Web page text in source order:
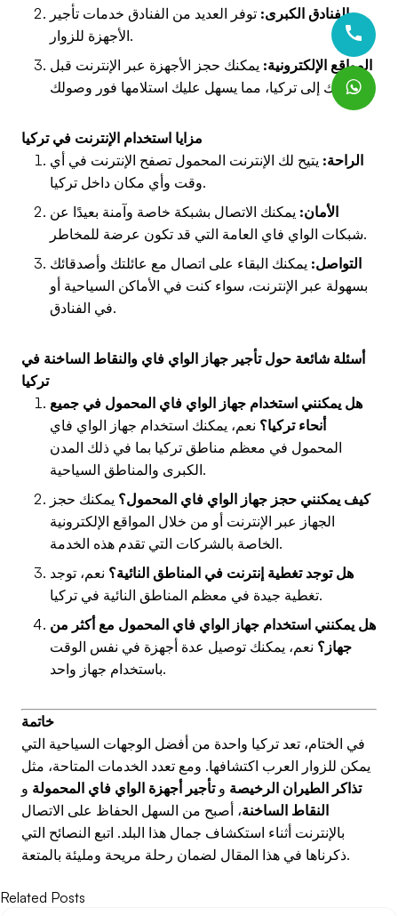
الفنادق الكبرى: توفر العديد من الفنادق خدمات تأجير
الأجهزة للزوار.
المواقع الإلكترونية: يمكنك حجز الأجهزة عبر الإنترنت قبل
مزايا استخدام الإنترنت في تركيا
الراحة: يتيح لك الإنترنت المحمول تصفح الإنترنت في أي
وقت وأي مكان داخل تركيا.
الأمان: يمكنك الاتصال بشبكة خاصة وآمنة بعيدًا عن
شبكات الواي فاي العامة التي قد تكون عرضة للمخاطر.
التواصل: يمكنك البقاء على اتصال مع عائلتك وأصدقائك
بسهولة عبر الإنترنت، سواء كنت في الأماكن السياحية أو
في الفنادق.
أسئلة شائعة حول تأجير جهاز الواي فاي والنقاط الساخنة في
تركيا
هل يمكنني استخدام جهاز الواي فاي المحمول في جميع
أنحاء تركيا؟ نعم، يمكنك استخدام جهاز الواي فاي
المحمول في معظم مناطق تركيا بما في ذلك المدن
الكبرى والمناطق السياحية.
كيف يمكنني حجز جهاز الواي فاي المحمول؟ يمكنك حجز
الجهاز عبر الإنترنت أو من خلال المواقع الإلكترونية
الخاصة بالشركات التي تقدم هذه الخدمة.
هل توجد تغطية إنترنت في المناطق النائية؟ نعم، توجد
تغطية جيدة في معظم المناطق النائية في تركيا.
هل يمكنني استخدام جهاز الواي فاي المحمول مع أكثر من
جهاز؟ نعم، يمكنك توصيل عدة أجهزة في نفس الوقت
باستخدام جهاز واحد.
خاتمة
في الختام، تعد تركيا واحدة من أفضل الوجهات السياحية التي
يمكن للزوار العرب اكتشافها. ومع تعدد الخدمات المتاحة، مثل
تذاكر الطيران الرخيصة وتأجير أجهزة الواي فاي المحمولة و
النقاط الساخنة، أصبح من السهل الحفاظ على الاتصال
بالإنترنت أثناء استكشاف جمال هذا البلد. اتبع النصائح التي
ذكرناها في هذا المقال لضمان رحلة مريحة ومليئة بالمتعة.
Related Posts